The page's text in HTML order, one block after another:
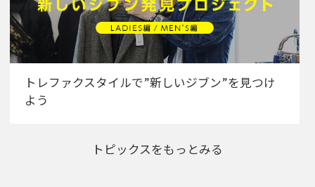
トレファクスタイルで”新しいジブン”を見つけ
よう
トピックスをもっとみる